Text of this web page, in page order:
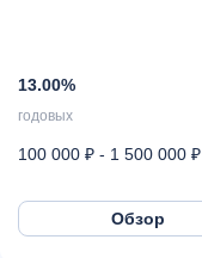
13.00%
годовых
100 000 ₽ - 1 500 000 ₽
Обзор